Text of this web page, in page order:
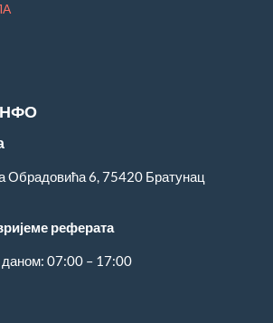
Обрадовића 6, 75420 Братунац
реферата
07:00 – 17:00